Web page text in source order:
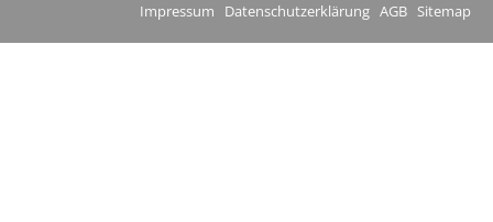
Impressum Datenschutzerklärung AGB Sitemap